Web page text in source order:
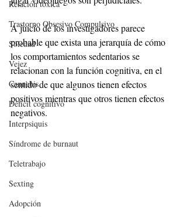
Relación tóxica
Trastorno Obsesivo Compulsivo
Soledad
Vejez
Cannabis
Déficit cognitivo
Interpsiquis
Síndrome de burnaut
Teletrabajo
Sexting
Adopción
A juicio de los investigadores parece
probable que exista una jerarquía de cómo
los comportamientos sedentarios se
relacionan con la función cognitiva, en el
sentido de que algunos tienen efectos
positivos mientras que otros tienen efectos
negativos.